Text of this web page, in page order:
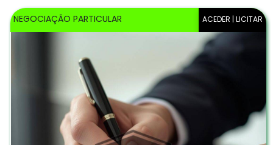
ACEDER | LICITAR
NEGOCIAÇÃO PARTICULAR